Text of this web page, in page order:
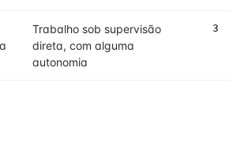
Trabalho sob supervisão
direta, com alguma
autonomia
3